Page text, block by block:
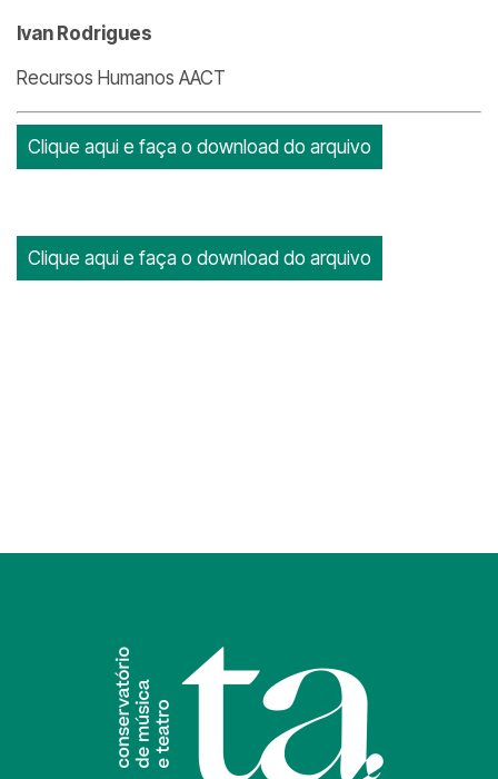
Ivan Rodrigues
Recursos Humanos AACT
Clique aqui e faça o download do arquivo
Clique aqui e faça o download do arquivo